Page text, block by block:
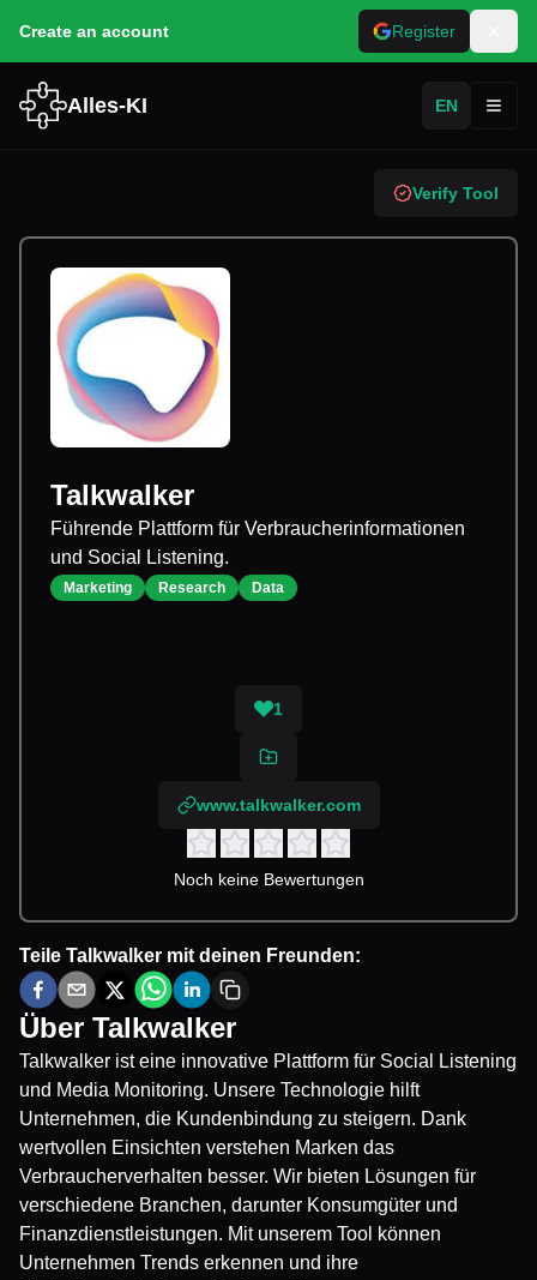
Create an account Register
Alles-KI EN
Verify Tool
Talkwalker
Führende Plattform für Verbraucherinformationen
und Social Listening.
Marketing Research Data
1
www.talkwalker.com
Noch keine Bewertungen
Teile Talkwalker mit deinen Freunden:
Über Talkwalker
Talkwalker ist eine innovative Plattform für Social Listening
und Media Monitoring. Unsere Technologie hilft
Unternehmen, die Kundenbindung zu steigern. Dank
wertvollen Einsichten verstehen Marken das
Verbraucherverhalten besser. Wir bieten Lösungen für
verschiedene Branchen, darunter Konsumgüter und
Finanzdienstleistungen. Mit unserem Tool können
Unternehmen Trends erkennen und ihre